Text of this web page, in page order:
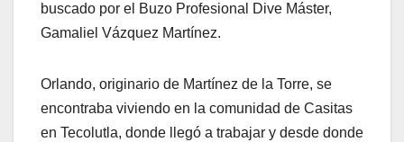
buscado por el Buzo Profesional Dive Máster,
Gamaliel Vázquez Martínez.
Orlando, originario de Martínez de la Torre, se
encontraba viviendo en la comunidad de Casitas
en Tecolutla, donde llegó a trabajar y desde donde